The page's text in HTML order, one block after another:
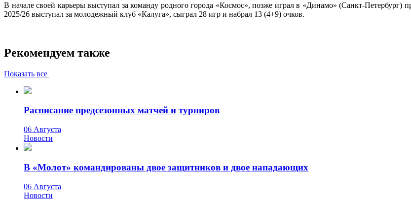
В начале своей карьеры выступал за команду родного города «Космос», позже играл в «Динамо» (Санкт-
2025/26 выступал за молодежный клуб «Калуга», сыграл 28 игр и набрал 13 (4+9) очков.
Рекомендуем также
Показать все
Расписание предсезонных матчей и турниров
06 Августа
Новости
В «Молот» командированы двое защитников и двое нападающих
06 Августа
Новости